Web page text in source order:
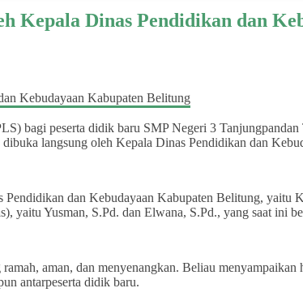
Kepala Dinas Pendidikan dan
bagi peserta didik baru SMP Negeri 3
langsung oleh Kepala Dinas Pendidikan dan
dan Kebudayaan Kabupaten Belitung, yaitu
yaitu Yusman, S.Pd. dan Elwana, S.Pd., yang saat ini
aman, dan menyenangkan. Beliau
antarpeserta didik baru.